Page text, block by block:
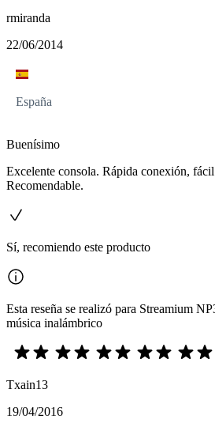
rmiranda
22/06/2014
España
Buenísimo
Excelente consola. Rápida conexión,
Recomendable.
Sí, recomiendo este producto
Esta reseña se realizó para Streamium
música inalámbrico
Txain13
19/04/2016